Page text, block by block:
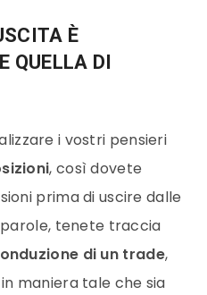
È
QUELLA DI
i vostri pensieri
, così dovete
prima di uscire dalle
tenete traccia
di un trade,
in maniera tale che sia